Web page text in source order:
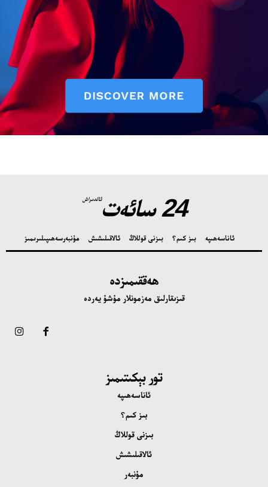
24 سائەت ئالدىراش
ئاناسەھىپە بىز كىم؟ بىزنى قوللاڭ ئالاقىلىشىش مۇنبەرسەھىپىلىرىمىز
ھەققىمىزدە
قىزىقارلىق مەزمونلار مۇشۇ يەردە
تور بېكىتىمىز
ئاناسەھىپە
بىز كىم؟
بىزنى قوللاڭ
ئالاقىلىشىش
مۇنبەر